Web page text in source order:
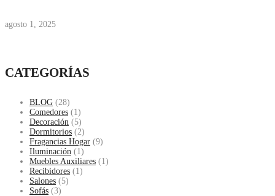
agosto 1, 2025
CATEGORÍAS
BLOG (28)
Comedores (1)
Decoración (5)
Dormitorios (2)
Fragancias Hogar (9)
Iluminación (1)
Muebles Auxiliares (1)
Recibidores (1)
Salones (5)
Sofás (3)